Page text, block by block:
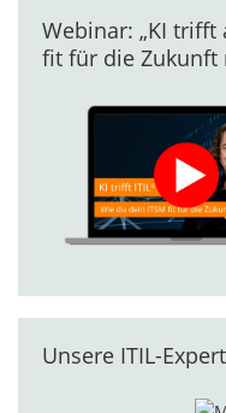
Webinar: „KI trifft
fit für die Zukunft
Unsere ITIL-